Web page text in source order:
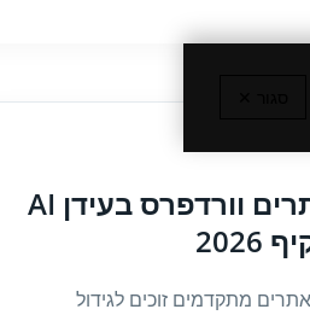
אחסון אתרים וורדפרס בעידן AI
מתקדמים זוכים לגידול